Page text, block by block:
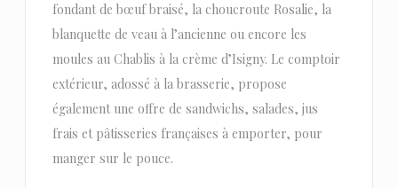
fondant de bœuf braisé, la choucroute Rosalie, la
blanquette de veau à l’ancienne ou encore les
moules au Chablis à la crème d’Isigny. Le comptoir
extérieur, adossé à la brasserie, propose
également une offre de sandwichs, salades, jus
frais et pâtisseries françaises à emporter, pour
manger sur le pouce.